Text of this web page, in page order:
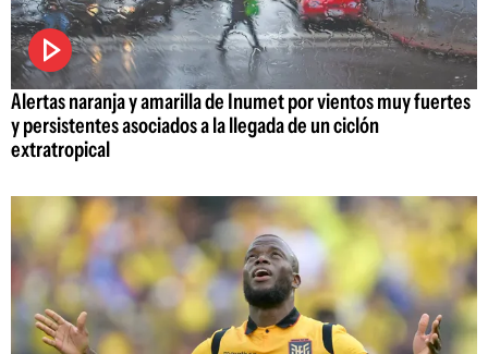
Alertas naranja y amarilla de Inumet por vientos muy fuertes
y persistentes asociados a la llegada de un ciclón
extratropical